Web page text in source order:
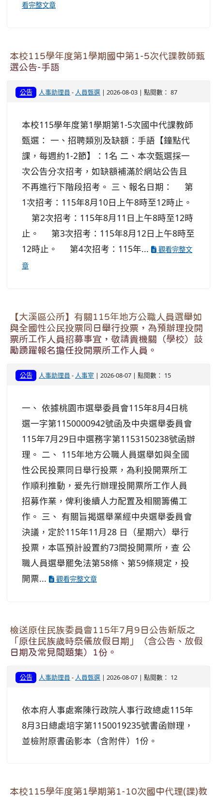
看完整文章
本校115學年度第1學期國中第1-5次代課教師甄
選公告-手語
公告 人事助理員 - 人員甄選 | 2026-08-03 | 點閱數： 87
本校115學年度第1學期第1-5次國中代課教師
甄選： 一、招聘類別及缺額：手語【鐘點代
課，每週約1-2節】：1名 二、本次甄選採一
次公告分次招考，如缺額補滿於網站公告且
不再進行下階段招考。 三、報名日期： 第
1次招考：115年8月10日上午8時至12時止。
第2次招考：115年8月11日上午8時至12時
止。 第3次招考：115年8月12日上午8時至
12時止。 第4次招考：115年...
觀看完整文
章
【大溪區公所】有關115年地方公職人員選舉如
與全國性公民投票同日舉行投票，為預辦理投開
票所工作人員招募事宜，敬請貴機關（學校）鼓
勵踴躍報名擔任投開票所工作人員。
公告 人事助理員 - 人事室 | 2026-08-07 | 點閱數： 15
一、 依據桃園市選舉委員會115年8月4日桃
選一字第1150000942號函及中央選舉委員會
115年7月29日中選務字第1153150238號函辦
理。 二、 115年地方公職人員選舉如與全國
性公民投票同日舉行投票，為利投開票所工
作順利推動，爰先行辦理投開票所工作人員
招募作業，俾利後續人力配置及相關籌備工
作。 三、 有關旨揭選舉業經中央選舉委員會
決議，定於115年11月28 日（星期六）舉行
投票，本區預計設置約73間投開票所，查 公
職人員選舉罷免法第58條、第59條規定，投
開票...
觀看完整文章
檢送原住民族委員會115年7月9日公告新版之
「原住民族歲時祭儀放假日期」（含公告、放假
日期及常見問題集）1份。
公告 人事助理員 - 人員甄選 | 2026-08-07 | 點閱數： 12
依本府人事處案陳行政院人事行政總處115年
8月3日總處培字第1150019235號書函辦理，
並檢附原書函影本（含附件）1份。
本校115學年度第1學期第1-10次國中代理(課)教